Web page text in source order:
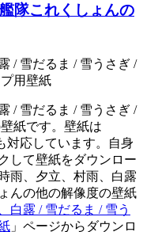
隊これくしょんの
/ 雪だるま / 雪うさぎ /
用壁紙
/ 雪だるま / 雪うさぎ /
紙です。壁紙は
対応しています。自身
して壁紙をダウンロー
雨、夕立、村雨、白露
んの他の解像度の壁紙
白露 / 雪だるま / 雪う
」ページからダウンロ